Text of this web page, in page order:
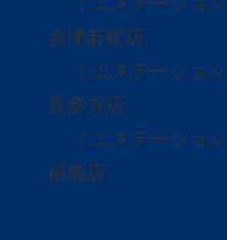
会津若松店
イエステーション
喜多方店
イエステーション
福島店